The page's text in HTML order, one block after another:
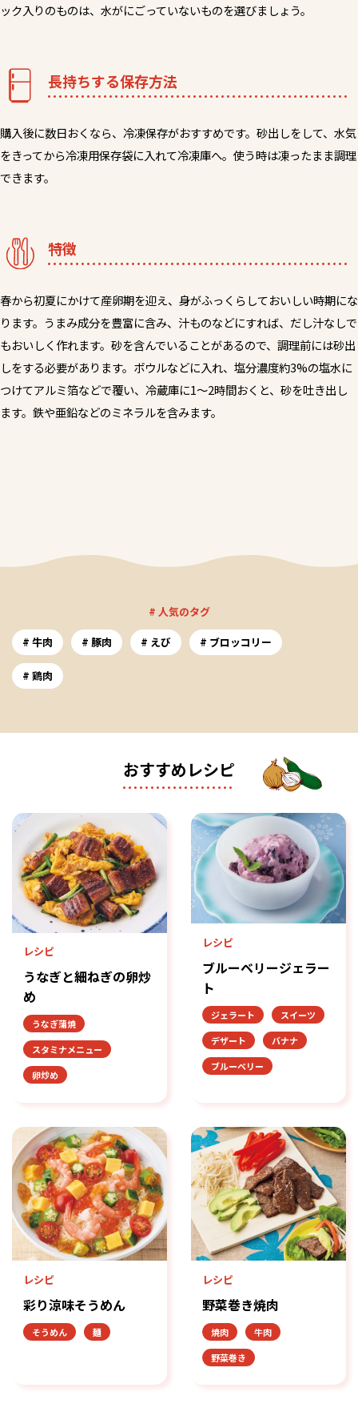
ック入りのものは、水がにごっていないものを選びましょう。
長持ちする保存方法
購入後に数日おくなら、冷凍保存がおすすめです。砂出しをして、水気
をきってから冷凍用保存袋に入れて冷凍庫へ。使う時は凍ったまま調理
できます。
特徴
春から初夏にかけて産卵期を迎え、身がふっくらしておいしい時期にな
ります。うまみ成分を豊富に含み、汁ものなどにすれば、だし汁なしで
もおいしく作れます。砂を含んでいることがあるので、調理前には砂出
しをする必要があります。ボウルなどに入れ、塩分濃度約3%の塩水に
つけてアルミ箔などで覆い、冷蔵庫に1～2時間おくと、砂を吐き出し
ます。鉄や亜鉛などのミネラルを含みます。
# 人気のタグ
牛肉
豚肉 えび ブロッコリー
鶏肉
おすすめレシピ
レシピ
うなぎと細ねぎの卵炒
め
うなぎ蒲焼
スタミナメニュー
卵炒め
レシピ
ブルーベリージェラー
ト
ジェラート
スイーツ
デザート
バナナ
ブルーベリー
レシピ
彩り涼味そうめん
そうめん 麺
レシピ
野菜巻き焼肉
焼肉
牛肉
野菜巻き